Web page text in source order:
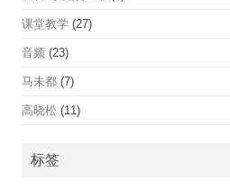
课堂教学 (27)
音频 (23)
马未都 (7)
高晓松 (11)
标签